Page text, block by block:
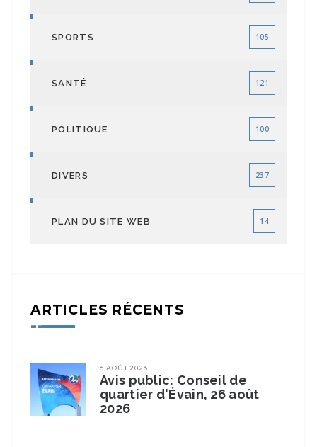
SPORTS 105
SANTÉ 121
POLITIQUE 100
DIVERS 237
PLAN DU SITE WEB 14
ARTICLES RÉCENTS
6 AOÛT 2026
Avis public: Conseil de
quartier d'Évain, 26 août
2026